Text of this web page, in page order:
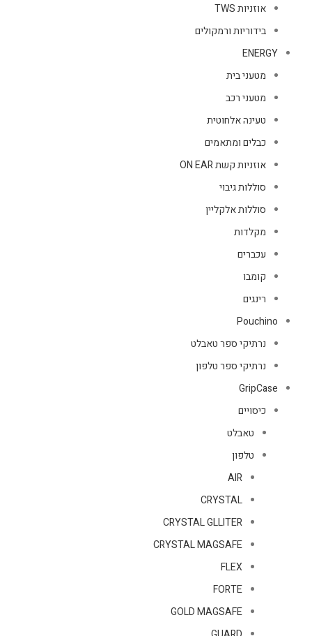
אוזניות TWS
בידוריות ורמקולים
ENERGY
מטעני בית
מטעני רכב
טעינה אלחוטית
כבלים ומתאמים
אוזניות קשת ON EAR
סוללות גיבוי
סוללות אלקליין
מקלדות
עכברים
קומבו
רינגים
Pouchino
נרתיקי ספר טאבלט
נרתיקי ספר טלפון
GripCase
כיסויים
טאבלט
טלפון
AIR
CRYSTAL
CRYSTAL GLLITER
CRYSTAL MAGSAFE
FLEX
FORTE
GOLD MAGSAFE